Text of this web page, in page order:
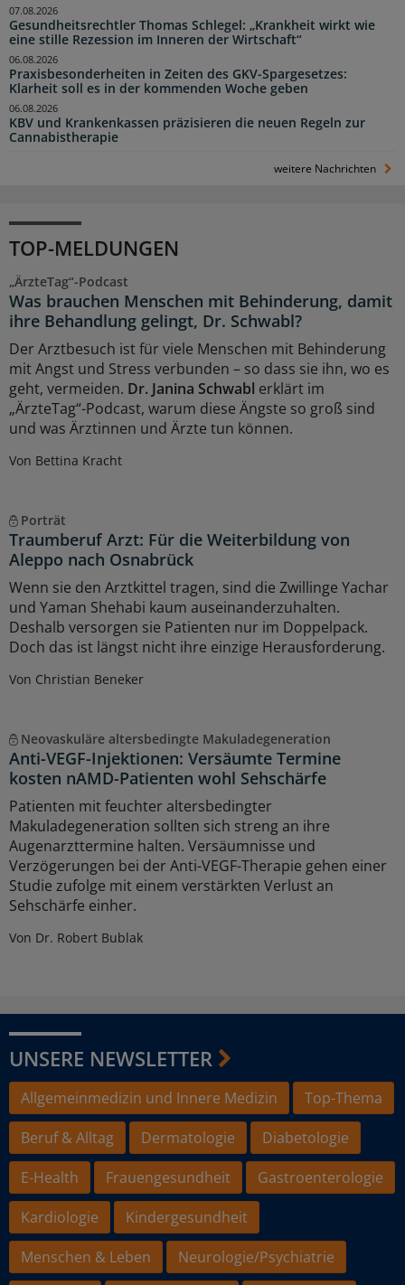
Gesundheitsrechtler Thomas Schlegel: „Krankheit wirkt wie
eine stille Rezession im Inneren der Wirtschaft“
07.08.2026
Praxisbesonderheiten in Zeiten des GKV-Spargesetzes:
Klarheit soll es in der kommenden Woche geben
06.08.2026
KBV und Krankenkassen präzisieren die neuen Regeln zur
Cannabistherapie
06.08.2026
weitere Nachrichten
TOP-MELDUNGEN
„ÄrzteTag“-Podcast
Was brauchen Menschen mit Behinderung, damit
ihre Behandlung gelingt, Dr. Schwabl?
Der Arztbesuch ist für viele Menschen mit Behinderung
mit Angst und Stress verbunden – so dass sie ihn, wo es
geht, vermeiden. Dr. Janina Schwabl erklärt im
„ÄrzteTag“-Podcast, warum diese Ängste so groß sind
und was Ärztinnen und Ärzte tun können.
Von Bettina Kracht
Porträt
Traumberuf Arzt: Für die Weiterbildung von
Aleppo nach Osnabrück
Wenn sie den Arztkittel tragen, sind die Zwillinge Yachar
und Yaman Shehabi kaum auseinanderzuhalten.
Deshalb versorgen sie Patienten nur im Doppelpack.
Doch das ist längst nicht ihre einzige Herausforderung.
Von Christian Beneker
Neovaskuläre altersbedingte Makuladegeneration
Anti-VEGF-Injektionen: Versäumte Termine
kosten nAMD-Patienten wohl Sehschärfe
Patienten mit feuchter altersbedingter
Makuladegeneration sollten sich streng an ihre
Augenarzttermine halten. Versäumnisse und
Verzögerungen bei der Anti-VEGF-Therapie gehen einer
Studie zufolge mit einem verstärkten Verlust an
Sehschärfe einher.
Von Dr. Robert Bublak
UNSERE NEWSLETTER
Allgemeinmedizin und Innere Medizin
Top-Thema
Beruf & Alltag
Dermatologie
Diabetologie
E-Health
Frauengesundheit
Gastroenterologie
Kardiologie
Kindergesundheit
Menschen & Leben
Neurologie/Psychiatrie